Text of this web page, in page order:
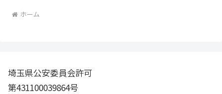
ホーム
埼玉県公安委員会許可
第431100039864号